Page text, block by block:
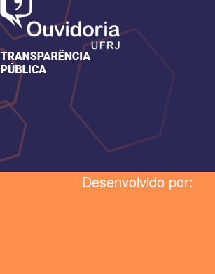
Desenvolvido por: